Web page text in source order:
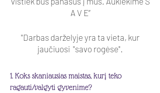
A V E”
"Darbas darželyje yra ta vieta, kur
jaučiuosi "savo rogėse".
1. Koks skaniausias maistas, kurį teko
ragauti/valgyti gyvenime?